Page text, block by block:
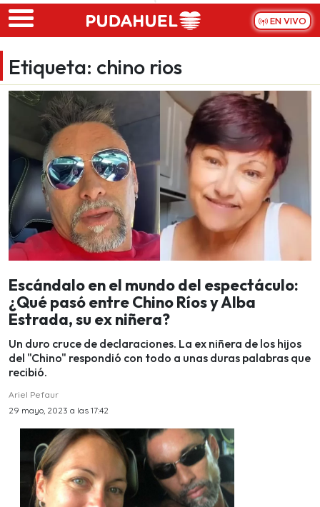
Skip to main content
EN VIVO
Etiqueta: chino rios
Escándalo en el mundo del espectáculo:
¿Qué pasó entre Chino Ríos y Alba
Estrada, su ex niñera?
Un duro cruce de declaraciones. La ex niñera de los hijos
del "Chino" respondió con todo a unas duras palabras que
recibió.
Ariel Pefaur
29 mayo, 2023 a las 17:42